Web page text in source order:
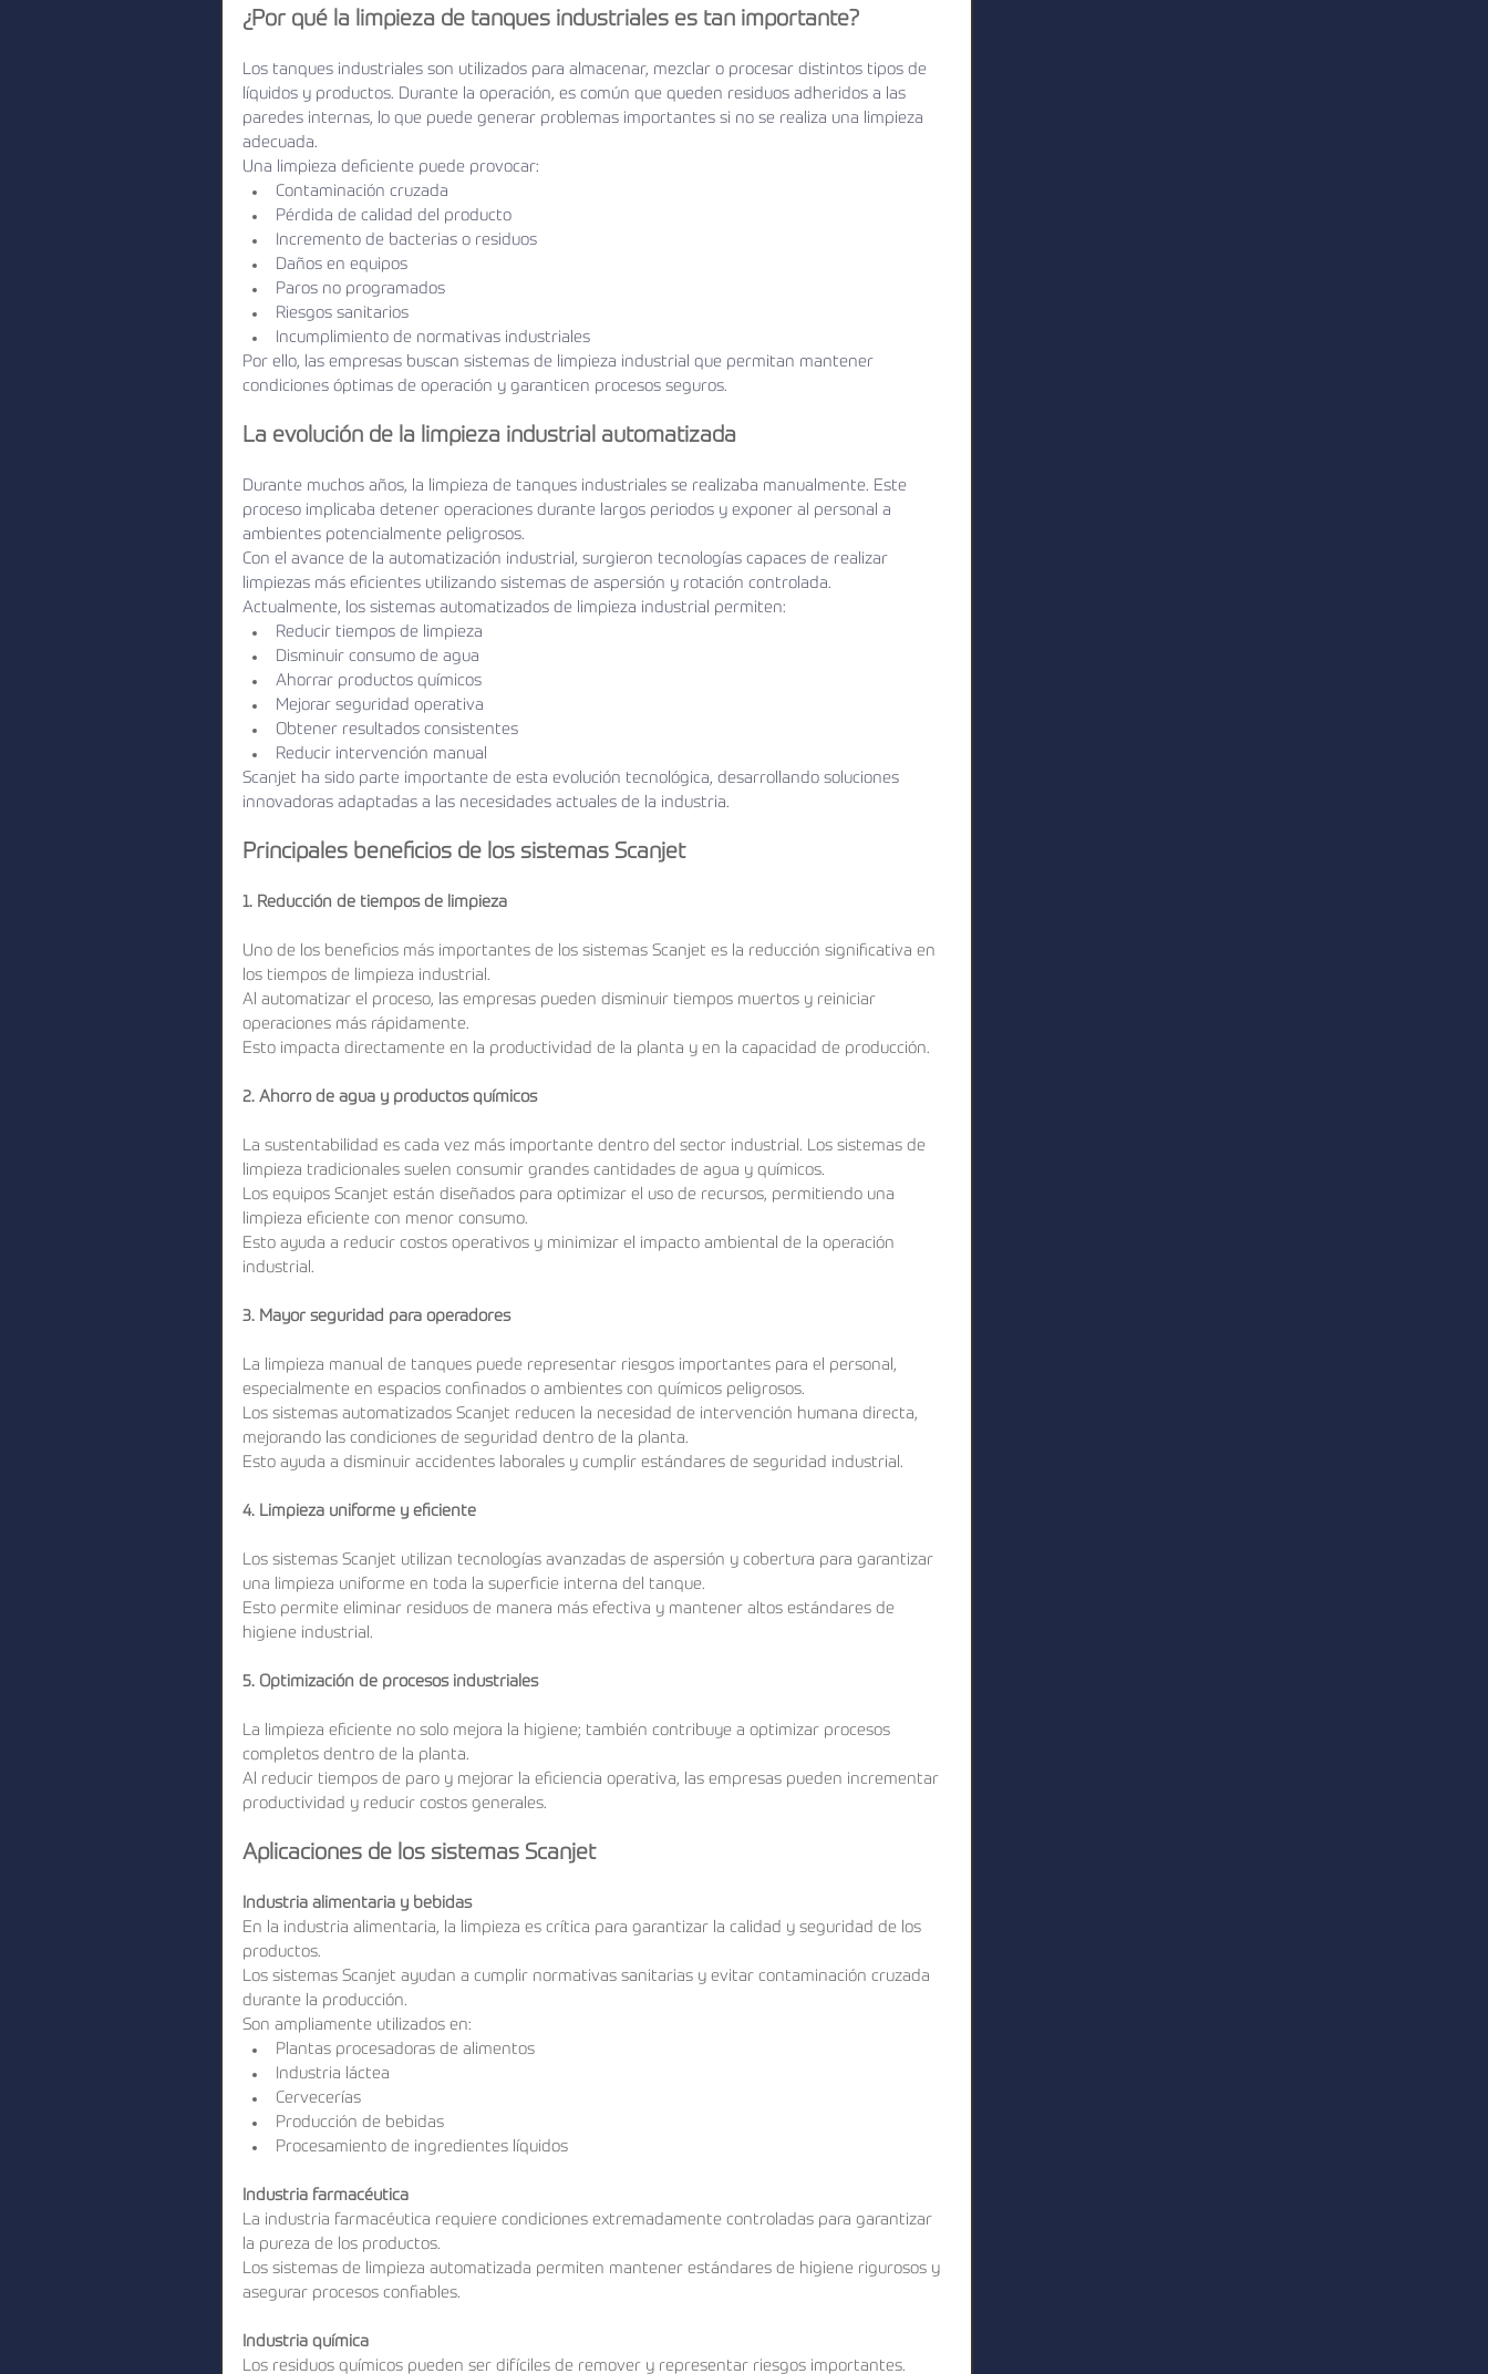
¿Por qué la limpieza de tanques industriales es tan importante?
Los tanques industriales son utilizados para almacenar, mezclar o procesar distintos tipos de
líquidos y productos. Durante la operación, es común que queden residuos adheridos a las
paredes internas, lo que puede generar problemas importantes si no se realiza una limpieza
adecuada.
Una limpieza deficiente puede provocar:
Contaminación cruzada
Pérdida de calidad del producto
Incremento de bacterias o residuos
Daños en equipos
Paros no programados
Riesgos sanitarios
Incumplimiento de normativas industriales
Por ello, las empresas buscan sistemas de limpieza industrial que permitan mantener
condiciones óptimas de operación y garanticen procesos seguros.
La evolución de la limpieza industrial automatizada
Durante muchos años, la limpieza de tanques industriales se realizaba manualmente. Este
proceso implicaba detener operaciones durante largos periodos y exponer al personal a
ambientes potencialmente peligrosos.
Con el avance de la automatización industrial, surgieron tecnologías capaces de realizar
limpiezas más eficientes utilizando sistemas de aspersión y rotación controlada.
Actualmente, los sistemas automatizados de limpieza industrial permiten:
Reducir tiempos de limpieza
Disminuir consumo de agua
Ahorrar productos químicos
Mejorar seguridad operativa
Obtener resultados consistentes
Reducir intervención manual
Scanjet ha sido parte importante de esta evolución tecnológica, desarrollando soluciones
innovadoras adaptadas a las necesidades actuales de la industria.
Principales beneficios de los sistemas Scanjet
1. Reducción de tiempos de limpieza
Uno de los beneficios más importantes de los sistemas Scanjet es la reducción significativa en
los tiempos de limpieza industrial.
Al automatizar el proceso, las empresas pueden disminuir tiempos muertos y reiniciar
operaciones más rápidamente.
Esto impacta directamente en la productividad de la planta y en la capacidad de producción.
2. Ahorro de agua y productos químicos
La sustentabilidad es cada vez más importante dentro del sector industrial. Los sistemas de
limpieza tradicionales suelen consumir grandes cantidades de agua y químicos.
Los equipos Scanjet están diseñados para optimizar el uso de recursos, permitiendo una
limpieza eficiente con menor consumo.
Esto ayuda a reducir costos operativos y minimizar el impacto ambiental de la operación
industrial.
3. Mayor seguridad para operadores
La limpieza manual de tanques puede representar riesgos importantes para el personal,
especialmente en espacios confinados o ambientes con químicos peligrosos.
Los sistemas automatizados Scanjet reducen la necesidad de intervención humana directa,
mejorando las condiciones de seguridad dentro de la planta.
Esto ayuda a disminuir accidentes laborales y cumplir estándares de seguridad industrial.
4. Limpieza uniforme y eficiente
Los sistemas Scanjet utilizan tecnologías avanzadas de aspersión y cobertura para garantizar
una limpieza uniforme en toda la superficie interna del tanque.
Esto permite eliminar residuos de manera más efectiva y mantener altos estándares de
higiene industrial.
5. Optimización de procesos industriales
La limpieza eficiente no solo mejora la higiene; también contribuye a optimizar procesos
completos dentro de la planta.
Al reducir tiempos de paro y mejorar la eficiencia operativa, las empresas pueden incrementar
productividad y reducir costos generales.
Aplicaciones de los sistemas Scanjet
Industria alimentaria y bebidas
En la industria alimentaria, la limpieza es crítica para garantizar la calidad y seguridad de los
productos.
Los sistemas Scanjet ayudan a cumplir normativas sanitarias y evitar contaminación cruzada
durante la producción.
Son ampliamente utilizados en:
Plantas procesadoras de alimentos
Industria láctea
Cervecerías
Producción de bebidas
Procesamiento de ingredientes líquidos
Industria farmacéutica
La industria farmacéutica requiere condiciones extremadamente controladas para garantizar
la pureza de los productos.
Los sistemas de limpieza automatizada permiten mantener estándares de higiene rigurosos y
asegurar procesos confiables.
Industria química
Los residuos químicos pueden ser difíciles de remover y representar riesgos importantes.